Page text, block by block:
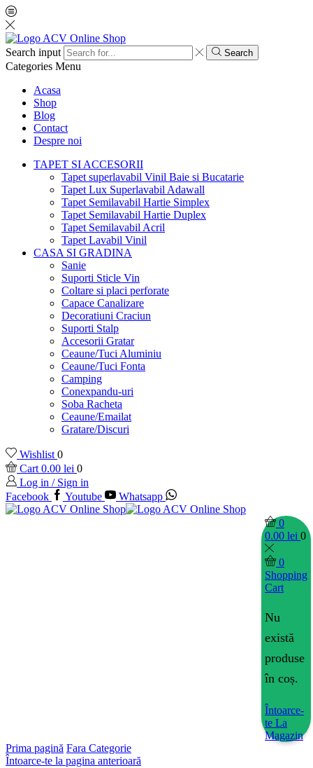
Search input Search
Categories Menu
Acasa
Shop
Blog
Contact
Despre noi
TAPET SI ACCESORII
Tapet superlavabil Vinil Baie si Bucatarie
Tapet Lux Superlavabil Adawall
Tapet Semilavabil Hartie Simplex
Tapet Semilavabil Hartie Duplex
Tapet Semilavabil Acril
Tapet Lavabil Vinil
CASA SI GRADINA
Sanie
Suporti Sticle Vin
Coltare si placi perforate
Capace Canalizare
Decoratiuni Craciun
Suporti Stalp
Accesorii Gratar
Ceaune/Tuci Aluminiu
Ceaune/Tuci Fonta
Camping
Conexpandu-uri
Soba Racheta
Ceaune/Emailat
Gratare/Discuri
Wishlist 0
Cart 0.00 lei 0
Log in / Sign in
Facebook
Youtube Whatsapp
0
0.00 lei 0
0
Shopping
Cart
Nu
există
produse
în coș.
Întoarce-
te La
Magazin
Prima pagină Fara Categorie
Întoarce-te la pagina anterioară